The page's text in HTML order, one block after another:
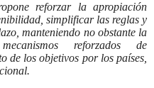
reforzar la apropiación
simplificar las reglas y
manteniendo no obstante la
reforzados de
de los objetivos por los países,